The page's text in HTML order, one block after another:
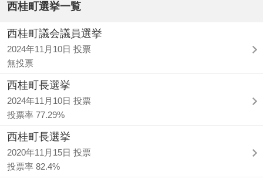
西桂町選挙一覧
西桂町議会議員選挙
2024年11月10日 投票
無投票
西桂町長選挙
2024年11月10日 投票
投票率 77.29%
西桂町長選挙
2020年11月15日 投票
投票率 82.4%